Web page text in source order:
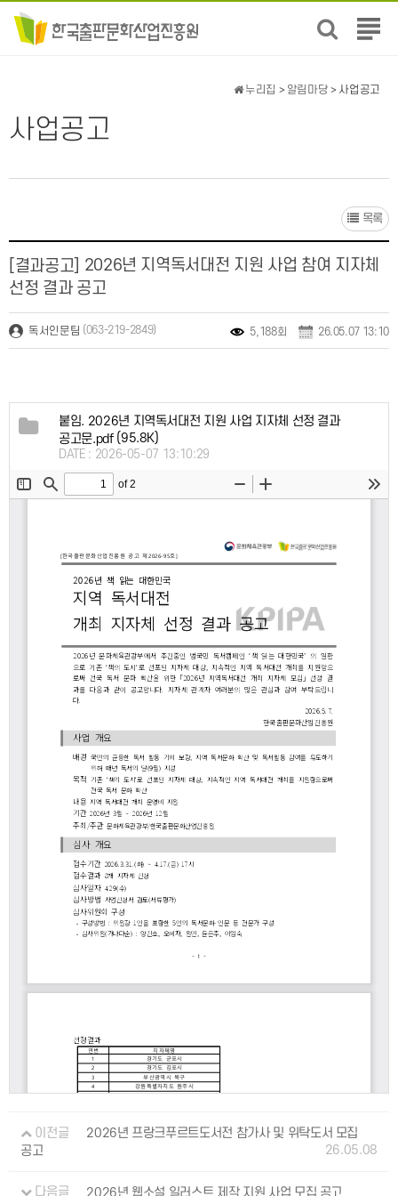
전
뉴
사업공고
누리집 > 알림마당 > 사업공고
목록
[결과공고]
2026년 지역독서대전 지원 사업 참여 지자체
선정 결과 공고
독서인문팀 (063-219-2849) 5,188회 26.05.07 13:10
붙임. 2026년 지역독서대전 지원 사업 지자체 선정 결과
공고문.pdf(95.8K)
DATE : 2026-05-07 13:10:29
이전글
2026년 프랑크푸르트도서전 참가사 및 위탁도서 모집
공고
26.05.08
다음글 2026년 웹소설 일러스트 제작 지원 사업 모집 공고